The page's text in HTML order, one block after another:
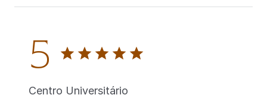
5
Centro Universitário